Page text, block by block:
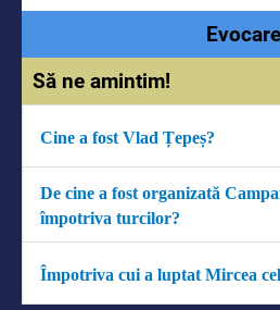
Evocare
Să ne amintim!
Cine a fost Vlad Țepeș?
Vlad Țepeș a fost domnitorul Țării
De cine a fost organizată
împotriva turcilor?
Campania cea Lungă a fost
Împotriva cui a luptat Mircea